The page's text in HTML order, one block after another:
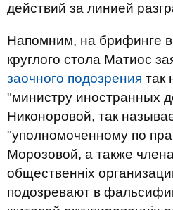
действий за линией
Напомним, на брифинге
круглого стола Матиос
заочного подозрения так
"министру иностранных
Никоноровой, так
"уполномоченному по
Морозовой, а также
общественніх
подозревают в